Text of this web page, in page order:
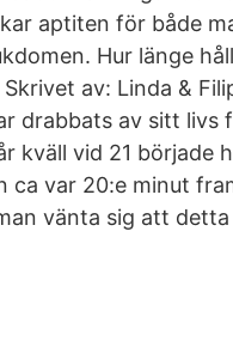
aptiten för både
Hur länge
Skrivet av: Linda &
drabbats av sitt livs
kväll vid 21 började
ca var 20:e minut
vänta sig att detta